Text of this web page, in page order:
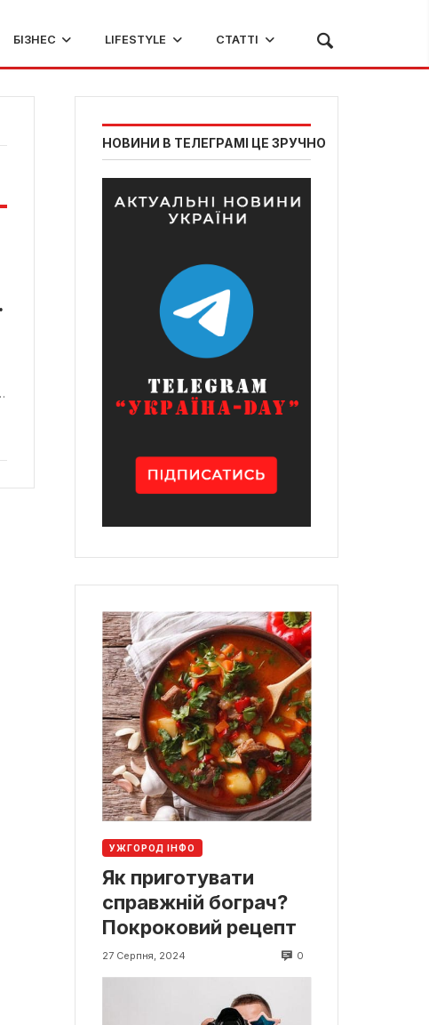
БІЗНЕС LIFESTYLE СТАТТІ
НОВИНИ В ТЕЛЕГРАМІ ЦЕ ЗРУЧНО
УЖГОРОД ІНФО
Як приготувати
справжній бограч?
Покроковий рецепт
27 Серпня, 2024 0